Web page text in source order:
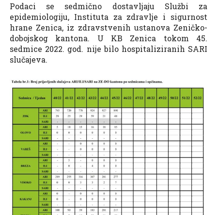
Podaci se sedmično dostavljaju Službi za
epidemiologiju, Instituta za zdravlje i sigurnost
hrane Zenica, iz zdravstvenih ustanova Zeničko-
dobojskog kantona. U KB Zenica tokom 45.
sedmice 2022. god. nije bilo hospitaliziranih SARI
slučajeva.